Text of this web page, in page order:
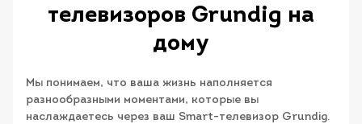
телевизоров Grundig на
дому
Мы понимаем, что ваша жизнь наполняется
разнообразными моментами, которые вы
наслаждаетесь через ваш Smart-телевизор Grundig.